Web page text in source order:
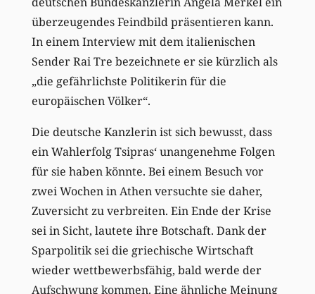
überzeugendes Feindbild präsentieren kann.
In einem Interview mit dem italienischen
Sender Rai Tre bezeichnete er sie kürzlich als
„die gefährlichste Politikerin für die
europäischen Völker“.
Die deutsche Kanzlerin ist sich bewusst, dass
ein Wahlerfolg Tsipras‘ unangenehme Folgen
für sie haben könnte. Bei einem Besuch vor
zwei Wochen in Athen versuchte sie daher,
Zuversicht zu verbreiten. Ein Ende der Krise
sei in Sicht, lautete ihre Botschaft. Dank der
Sparpolitik sei die griechische Wirtschaft
wieder wettbewerbsfähig, bald werde der
Aufschwung kommen. Eine ähnliche Meinung